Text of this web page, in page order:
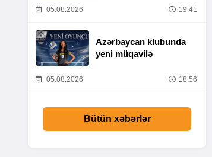
05.08.2026 19:41
Azərbaycan klubunda
yeni müqavilə
05.08.2026 18:56
Bütün xəbərlər